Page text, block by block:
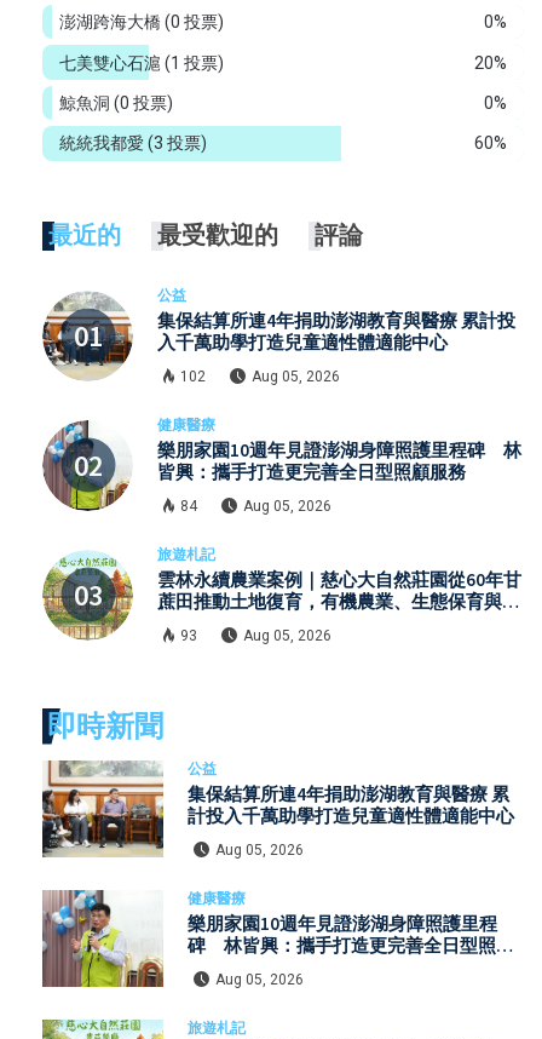
0%
澎湖跨海大橋(0 投票)
20%
七美雙心石滬 (1 投票)
0%
鯨魚洞 (0 投票)
60%
統統我都愛 (3 投票)
最近的 最受歡迎的 評論
公益
集保結算所連4年捐助澎湖教育與醫療 累計投
入千萬助學打造兒童適性體適能中心
102 Aug 05, 2026
健康醫療
樂朋家園10週年見證澎湖身障照護里程碑 林
皆興：攜手打造更完善全日型照顧服務
84 Aug 05, 2026
旅遊札記
雲林永續農業案例｜慈心大自然莊園從60年甘
蔗田推動土地復育，有機農業、生態保育與環
境教育打造自然共生模式
93 Aug 05, 2026
即時新聞
公益
集保結算所連4年捐助澎湖教育與醫療 累
計投入千萬助學打造兒童適性體適能中心
Aug 05, 2026
健康醫療
樂朋家園10週年見證澎湖身障照護里程
碑 林皆興：攜手打造更完善全日型照顧
服務
Aug 05, 2026
旅遊札記